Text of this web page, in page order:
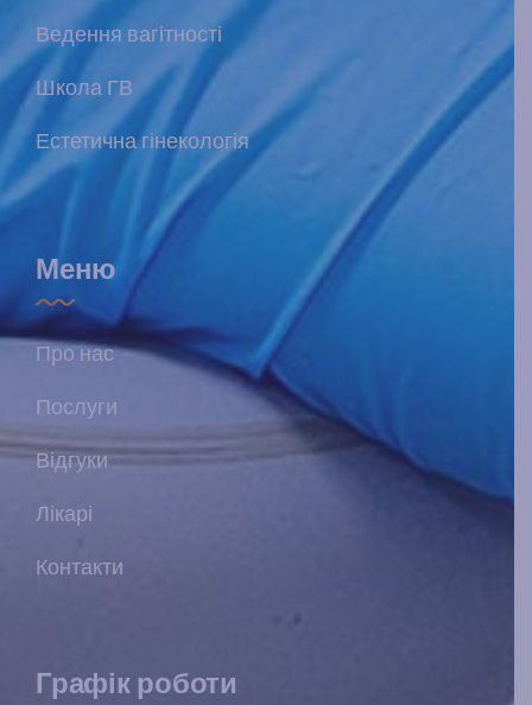
Ведення вагітності
Школа ГВ
Естетична гінекологія
Меню
Про нас
Послуги
Відгуки
Лікарі
Контакти
Графік роботи